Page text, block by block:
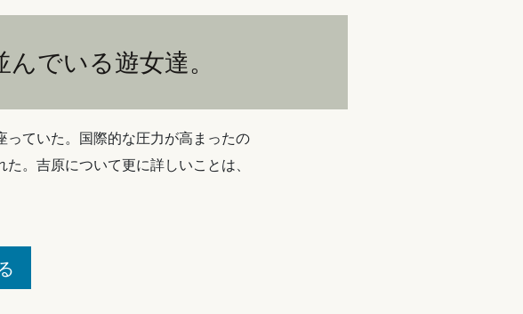
でいる遊女達。
ていた。国際的な圧力が高まったの
。吉原について更に詳しいことは、